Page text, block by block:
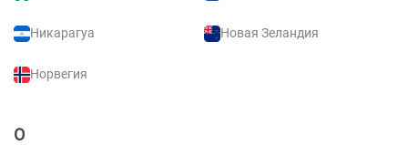
Никарагуа Новая Зеландия
Норвегия
О